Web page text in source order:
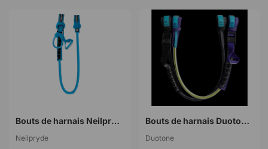
Bouts de harnais Neilpryde Race HL
Neilpryde
Bouts de harnais Duotone harness lines vario race 2.0
Duotone